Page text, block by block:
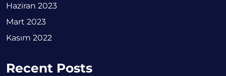
Haziran 2023
Mart 2023
Kasım 2022
Recent Posts